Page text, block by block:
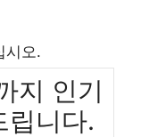
시오.
지 인기
립니다.